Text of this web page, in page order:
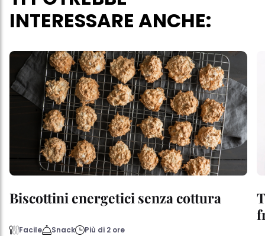
INTERESSARE ANCHE:
Biscottini energetici senza cottura
Facile Snack Più di 2 ore